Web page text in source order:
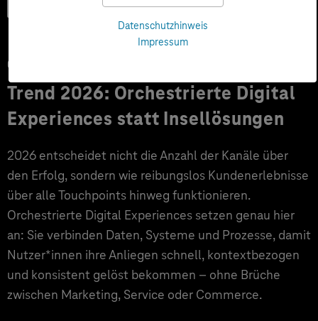
Datenschutzhinweis
Impressum
05.02.2026
Trend 2026: Orchestrierte Digital
Experiences statt Insellösungen
2026 entscheidet nicht die Anzahl der Kanäle über
den Erfolg, sondern wie reibungslos Kundenerlebnisse
über alle Touchpoints hinweg funktionieren.
Orchestrierte Digital Experiences setzen genau hier
an: Sie verbinden Daten, Systeme und Prozesse, damit
Nutzer*innen ihre Anliegen schnell, kontextbezogen
und konsistent gelöst bekommen – ohne Brüche
zwischen Marketing, Service oder Commerce.